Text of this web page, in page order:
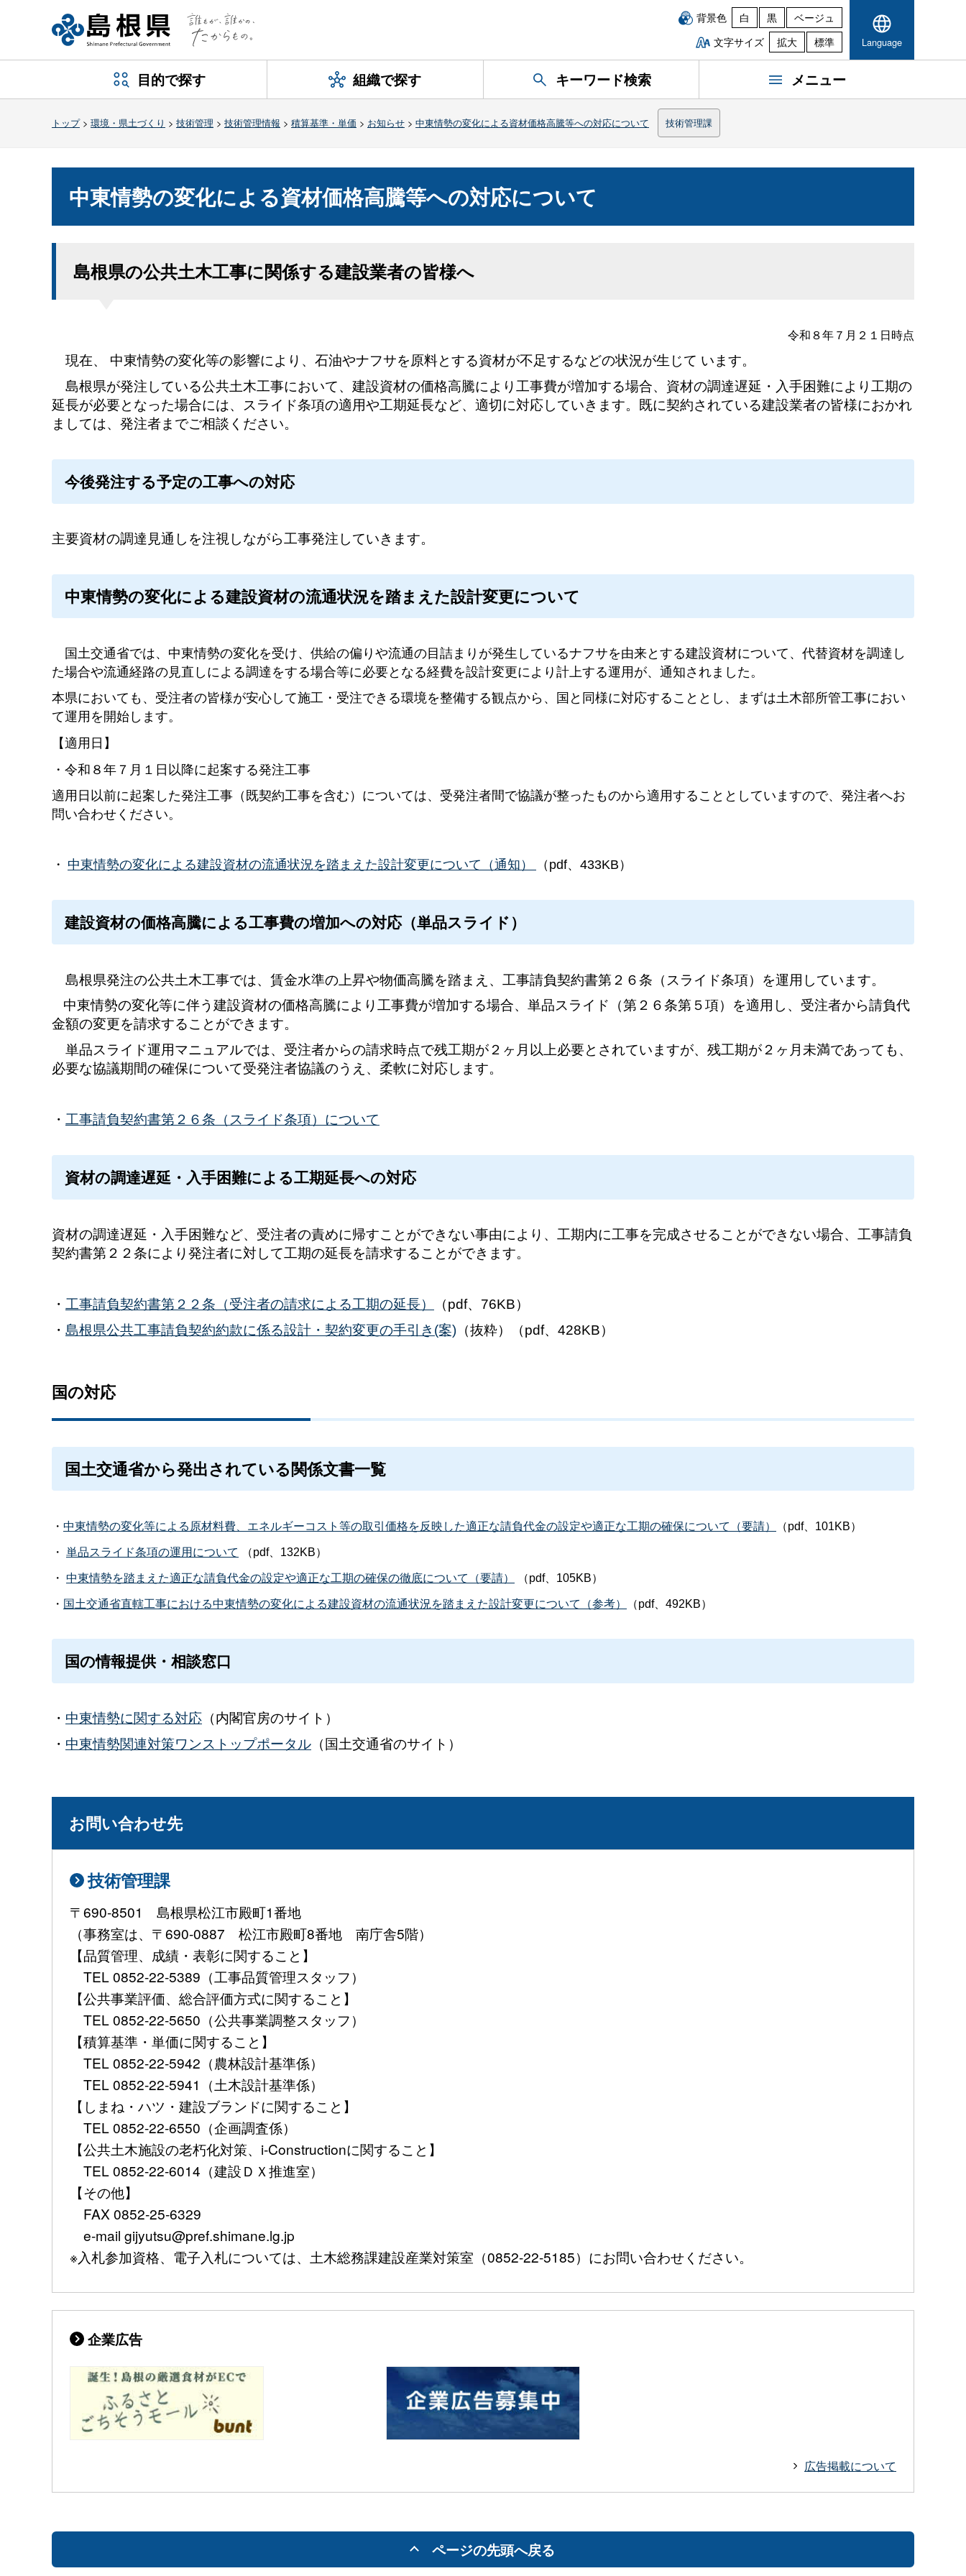
背景色 白 黒
ベージュ
文字サイズ
拡大 標準 Language
目的で探す 組織で探す キーワード検索 メニュー
トップ> 環境・県土づくり > 技術管理 > 技術管理情報 > 積算基準・単価 > お知らせ > 中東情勢の変化による資材価格高騰等への対応について 技術管理課
中東情勢の変化による資材価格高騰等への対応について
島根県の公共土木工事に関係する建設業者の皆様へ
令和８年７月２１日時点
現在、 中東情勢の変化等の影響により、石油やナフサを原料とする資材が不足するなどの状況が生じて います。
島根県が発注している公共土木工事において、建設資材の価格高騰により工事費が増加する場合、資材の調達遅延・入手困難により工期の
延長が必要となった場合には、スライド条項の適用や工期延長など、適切に対応していきます。既に契約されている建設業者の皆様におかれ
ましては、発注者までご相談ください。
今後発注する予定の工事への対応
主要資材の調達見通しを注視しながら工事発注していきます。
中東情勢の変化による建設資材の流通状況を踏まえた設計変更について
国土交通省では、中東情勢の変化を受け、供給の偏りや流通の目詰まりが発生しているナフサを由来とする建設資材について、代替資材を調達し
た場合や流通経路の見直しによる調達をする場合等に必要となる経費を設計変更により計上する運用が、通知されました。
本県においても、受注者の皆様が安心して施工・受注できる環境を整備する観点から、国と同様に対応することとし、まずは土木部所管工事におい
て運用を開始します。
【適用日】
・令和８年７月１日以降に起案する発注工事
適用日以前に起案した発注工事（既契約工事を含む）については、受発注者間で協議が整ったものから適用することとしていますので、発注者へお
問い合わせください。
・ 中東情勢の変化による建設資材の流通状況を踏まえた設計変更について（通知） （pdf、433KB）
建設資材の価格高騰による工事費の増加への対応（単品スライド）
島根県発注の公共土木工事では、賃金水準の上昇や物価高騰を踏まえ、工事請負契約書第２６条（スライド条項）を運用しています。
中東情勢の変化等に伴う建設資材の価格高騰により工事費が増加する場合、単品スライド（第２６条第５項）を適用し、受注者から請負代
金額の変更を請求することができます。
単品スライド運用マニュアルでは、受注者からの請求時点で残工期が２ヶ月以上必要とされていますが、残工期が２ヶ月未満であっても、
必要な協議期間の確保について受発注者協議のうえ、柔軟に対応します。
・ 工事請負契約書第２６条（スライド条項）について
資材の調達遅延・入手困難による工期延長への対応
資材の調達遅延・入手困難など、受注者の責めに帰すことができない事由により、工期内に工事を完成させることができない場合、工事請負
契約書第２２条により発注者に対して工期の延長を請求することができます。
・ 工事請負契約書第２２条（受注者の請求による工期の延長）
（pdf、76KB）
・ 島根県公共工事請負契約約款に係る設計・契約変更の手引き(案) （抜粋）（pdf、428KB）
国の対応
国土交通省から発出されている関係文書一覧
・ 中東情勢の変化等による原材料費、エネルギーコスト等の取引価格を反映した適正な請負代金の設定や適正な工期の確保について（要請） （pdf、101KB）
・ 単品スライド条項の運用について （pdf、132KB）
・ 中東情勢を踏まえた適正な請負代金の設定や適正な工期の確保の徹底について（要請） （pdf、105KB）
・ 国土交通省直轄工事における中東情勢の変化による建設資材の流通状況を踏まえた設計変更について（参考） （pdf、492KB）
国の情報提供・相談窓口
・ 中東情勢に関する対応 （内閣官房のサイト）
・ 中東情勢関連対策ワンストップポータル （国土交通省のサイト）
お問い合わせ先
技術管理課
〒690-8501 島根県松江市殿町1番地
（事務室は、〒690-0887 松江市殿町8番地 南庁舎5階）
【品質管理、成績・表彰に関すること】
TEL 0852-22-5389（工事品質管理スタッフ）
【公共事業評価、総合評価方式に関すること】
TEL 0852-22-5650（公共事業調整スタッフ）
【積算基準・単価に関すること】
TEL 0852-22-5942（農林設計基準係）
TEL 0852-22-5941（土木設計基準係）
【しまね・ハツ・建設ブランドに関すること】
TEL 0852-22-6550（企画調査係）
【公共土木施設の老朽化対策、i-Constructionに関すること】
TEL 0852-22-6014（建設ＤＸ推進室）
【その他】
FAX 0852-25-6329
e-mail gijyutsu@pref.shimane.lg.jp
※入札参加資格、電子入札については、土木総務課建設産業対策室（0852-22-5185）にお問い合わせください。
企業広告
広告掲載について
ページの先頭へ戻る